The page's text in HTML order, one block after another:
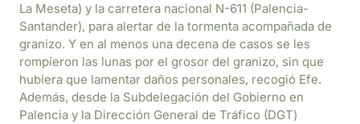
La Meseta) y la carretera nacional N-611 (Palencia-
Santander), para alertar de la tormenta acompañada de
granizo. Y en al menos una decena de casos se les
rompieron las lunas por el grosor del granizo, sin que
hubiera que lamentar daños personales, recogió Efe.
Además, desde la Subdelegación del Gobierno en
Palencia y la Dirección General de Tráfico (DGT)